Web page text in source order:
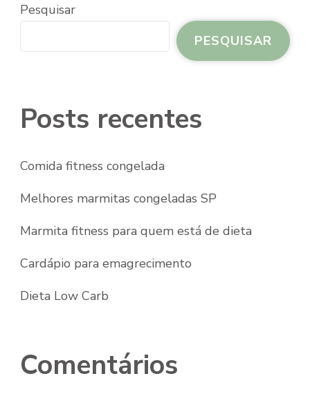
Pesquisar
PESQUISAR
Posts recentes
Comida fitness congelada
Melhores marmitas congeladas SP
Marmita fitness para quem está de dieta
Cardápio para emagrecimento
Dieta Low Carb
Comentários